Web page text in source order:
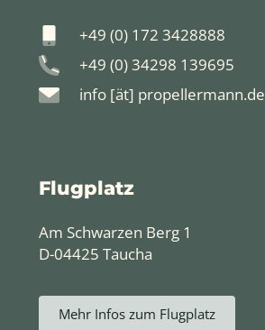
+49 (0) 172 3428888
+49 (0) 34298 139695
info [ät] propellermann.de
Flugplatz
Am Schwarzen Berg 1
D-04425 Taucha
Mehr Infos zum Flugplatz